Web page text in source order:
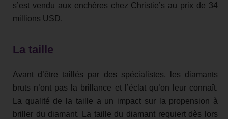
s’est vendu aux enchères chez Christie’s au prix de 34
millions USD.
La taille
Avant d’être taillés par des spécialistes, les diamants
bruts n’ont pas la brillance et l’éclat qu’on leur connaît.
La qualité de la taille a un impact sur la propension à
briller du diamant. La taille du diamant requiert dès lors